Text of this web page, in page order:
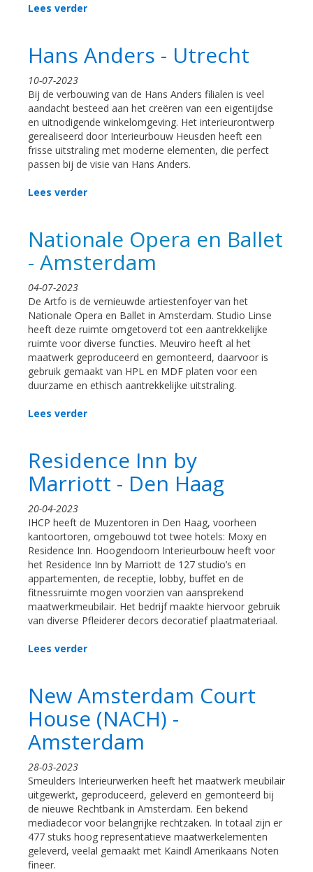
Lees verder
Hans Anders - Utrecht
10-07-2023
Bij de verbouwing van de Hans Anders filialen is veel
aandacht besteed aan het creëren van een eigentijdse
en uitnodigende winkelomgeving. Het interieurontwerp
gerealiseerd door Interieurbouw Heusden heeft een
frisse uitstraling met moderne elementen, die perfect
passen bij de visie van Hans Anders.
Lees verder
Nationale Opera en Ballet
- Amsterdam
04-07-2023
De Artfo is de vernieuwde artiestenfoyer van het
Nationale Opera en Ballet in Amsterdam. Studio Linse
heeft deze ruimte omgetoverd tot een aantrekkelijke
ruimte voor diverse functies. Meuviro heeft al het
maatwerk geproduceerd en gemonteerd, daarvoor is
gebruik gemaakt van HPL en MDF platen voor een
duurzame en ethisch aantrekkelijke uitstraling.
Lees verder
Residence Inn by
Marriott - Den Haag
20-04-2023
IHCP heeft de Muzentoren in Den Haag, voorheen
kantoortoren, omgebouwd tot twee hotels: Moxy en
Residence Inn. Hoogendoorn Interieurbouw heeft voor
het Residence Inn by Marriott de 127 studio’s en
appartementen, de receptie, lobby, buffet en de
fitnessruimte mogen voorzien van aansprekend
maatwerkmeubilair. Het bedrijf maakte hiervoor gebruik
van diverse Pfleiderer decors decoratief plaatmateriaal.
Lees verder
New Amsterdam Court
House (NACH) -
Amsterdam
28-03-2023
Smeulders Interieurwerken heeft het maatwerk meubilair
uitgewerkt, geproduceerd, geleverd en gemonteerd bij
de nieuwe Rechtbank in Amsterdam. Een bekend
mediadecor voor belangrijke rechtzaken. In totaal zijn er
477 stuks hoog representatieve maatwerkelementen
geleverd, veelal gemaakt met Kaindl Amerikaans Noten
fineer.